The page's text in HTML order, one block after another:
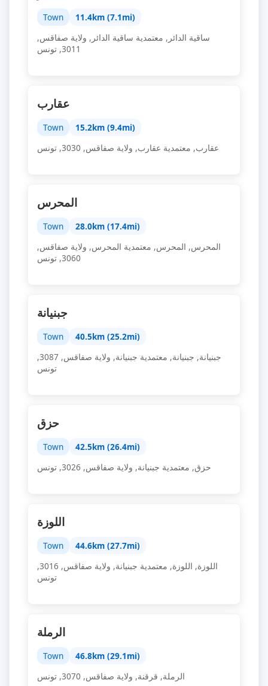
Town
11.4km (7.1mi)
ساقية الدائر, معتمدية ساقية الدائر, ولاية صفاقس,
3011, تونس
عقارب
Town
15.2km (9.4mi)
عقارب, معتمدية عقارب, ولاية صفاقس, 3030, تونس
المحرس
Town
28.0km (17.4mi)
المحرس, ‫المحرس‬, معتمدية ‫المحرس‬, ولاية صفاقس,
3060, تونس
جبنيانة
Town
40.5km (25.2mi)
جبنيانة, ‫جبنيانة‬, معتمدية جبنيانة, ولاية صفاقس, 3087,
تونس
Town
42.5km (26.4mi)
‫حزق‬, معتمدية جبنيانة, ولاية صفاقس, 3026, تونس
اللوزة
Town
44.6km (27.7mi)
اللوزة, ‫اللوزة‬, معتمدية جبنيانة, ولاية صفاقس, 3016,
تونس
الرملة
Town
46.8km (29.1mi)
الرملة, قرقنة, ولاية صفاقس, 3070, تونس